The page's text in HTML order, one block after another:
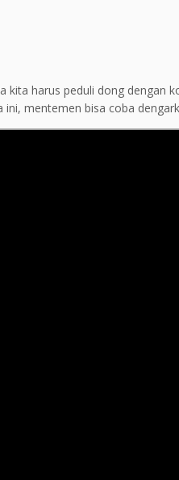
kita harus peduli dong dengan
mentemen bisa coba